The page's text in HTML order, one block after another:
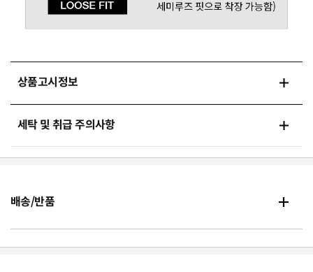
상품고시정보
세탁 및 취급 주의사항
배송/반품